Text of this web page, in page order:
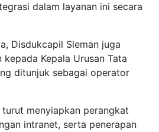
dalam layanan ini secara
Disdukcapil Sleman juga
Kepala Urusan Tata
ditunjuk sebagai operator
menyiapkan perangkat
intranet, serta penerapan